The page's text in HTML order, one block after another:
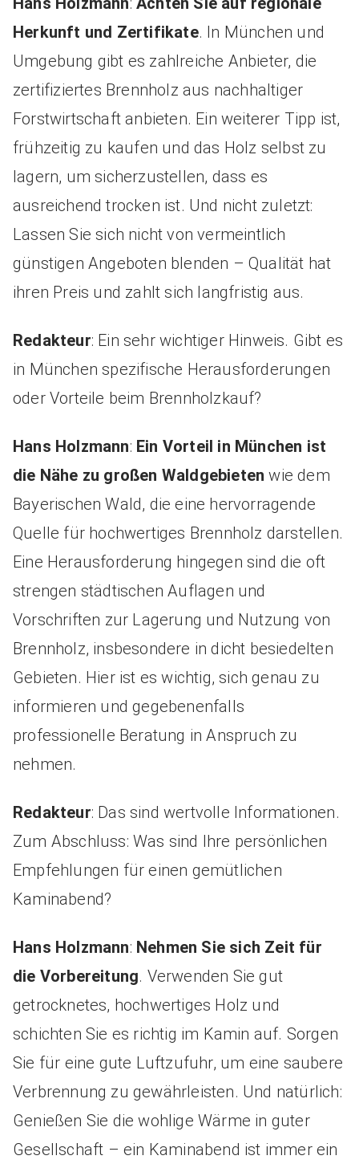
Herkunft und Zertifikate. In München und
Umgebung gibt es zahlreiche Anbieter, die
zertifiziertes Brennholz aus nachhaltiger
Forstwirtschaft anbieten. Ein weiterer Tipp ist,
frühzeitig zu kaufen und das Holz selbst zu
lagern, um sicherzustellen, dass es
ausreichend trocken ist. Und nicht zuletzt:
Lassen Sie sich nicht von vermeintlich
günstigen Angeboten blenden – Qualität hat
ihren Preis und zahlt sich langfristig aus.
Redakteur: Ein sehr wichtiger Hinweis. Gibt es
in München spezifische Herausforderungen
oder Vorteile beim Brennholzkauf?
Hans Holzmann: Ein Vorteil in München ist
die Nähe zu großen Waldgebieten wie dem
Bayerischen Wald, die eine hervorragende
Quelle für hochwertiges Brennholz darstellen.
Eine Herausforderung hingegen sind die oft
strengen städtischen Auflagen und
Vorschriften zur Lagerung und Nutzung von
Brennholz, insbesondere in dicht besiedelten
Gebieten. Hier ist es wichtig, sich genau zu
informieren und gegebenenfalls
professionelle Beratung in Anspruch zu
nehmen.
Redakteur: Das sind wertvolle Informationen.
Zum Abschluss: Was sind Ihre persönlichen
Empfehlungen für einen gemütlichen
Kaminabend?
Hans Holzmann: Nehmen Sie sich Zeit für
die Vorbereitung. Verwenden Sie gut
getrocknetes, hochwertiges Holz und
schichten Sie es richtig im Kamin auf. Sorgen
Sie für eine gute Luftzufuhr, um eine saubere
Verbrennung zu gewährleisten. Und natürlich:
Genießen Sie die wohlige Wärme in guter
Gesellschaft – ein Kaminabend ist immer ein